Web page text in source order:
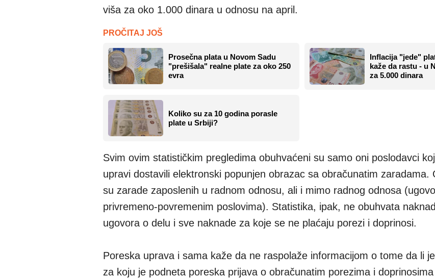
viša za oko 1.000 dinara u odnosu na april.
PROČITAJ JOŠ
Prosečna plata u Novom Sadu
"prešišala" realne plate za oko 250
evra
Inflacija "jede"
kaže da rastu - u
za 5.000 dinara
Koliko su za 10 godina porasle
plate u Srbiji?
Svim ovim statističkim pregledima obuhvaćeni su samo oni poslodavci
upravi dostavili elektronski popunjen obrazac sa obračunatim zaradama.
su zarade zaposlenih u radnom odnosu, ali i mimo radnog odnosa
privremeno-povremenim poslovima). Statistika, ipak, ne obuhvata
ugovora o delu i sve naknade za koje se ne plaćaju porezi i doprinosi.
Poreska uprava i sama kaže da ne raspolaže informacijom o tome da li
za koju je podneta poreska prijava o obračunatim porezima i